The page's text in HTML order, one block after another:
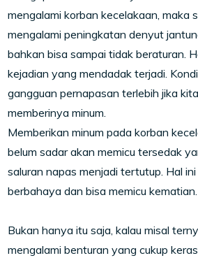
mengalami korban kecelakaan, maka
mengalami peningkatan denyut
bahkan bisa sampai tidak beraturan.
kejadian yang mendadak terjadi.
gangguan pernapasan terlebih jika
memberinya minum.
Memberikan minum pada korban
belum sadar akan memicu tersedak
saluran napas menjadi tertutup. Hal
berbahaya dan bisa memicu kematian.
Bukan hanya itu saja, kalau misal
mengalami benturan yang cukup